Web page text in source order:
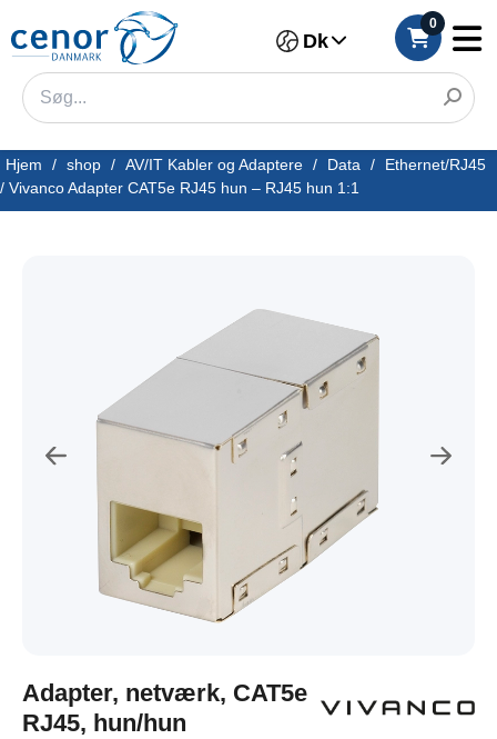
Dk
0
Hjem / shop / AV/IT Kabler og Adaptere / Data /
Ethernet/RJ45
/ Vivanco Adapter CAT5e RJ45 hun – RJ45 hun 1:1
Adapter, netværk, CAT5e
RJ45, hun/hun